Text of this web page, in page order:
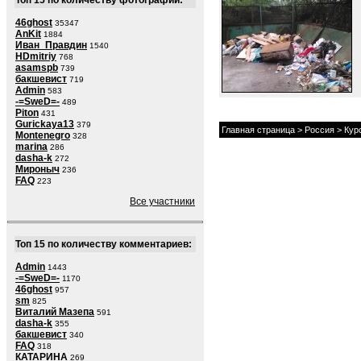
46ghost 35347
AnKit 1884
Иван_Правдин 1540
HDmitriy 768
asamspb 739
бакшевист 719
Admin 583
-=SweD=- 489
Piton 431
Gurickaya13 379
Montenegro 328
marina 286
dasha-k 272
Мироныч 236
FAQ 223
Все участники
Топ 15 по количеству комментариев:
Admin 1443
-=SweD=- 1170
46ghost 957
sm 825
Виталий Мазепа 591
dasha-k 355
бакшевист 340
FAQ 318
КАТАРИНА 269
Главная страница > Россия >